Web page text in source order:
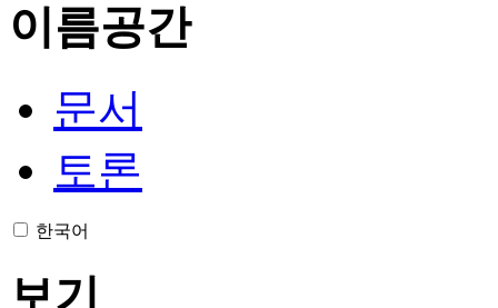
이름공간
문서
토론
한국어
보기